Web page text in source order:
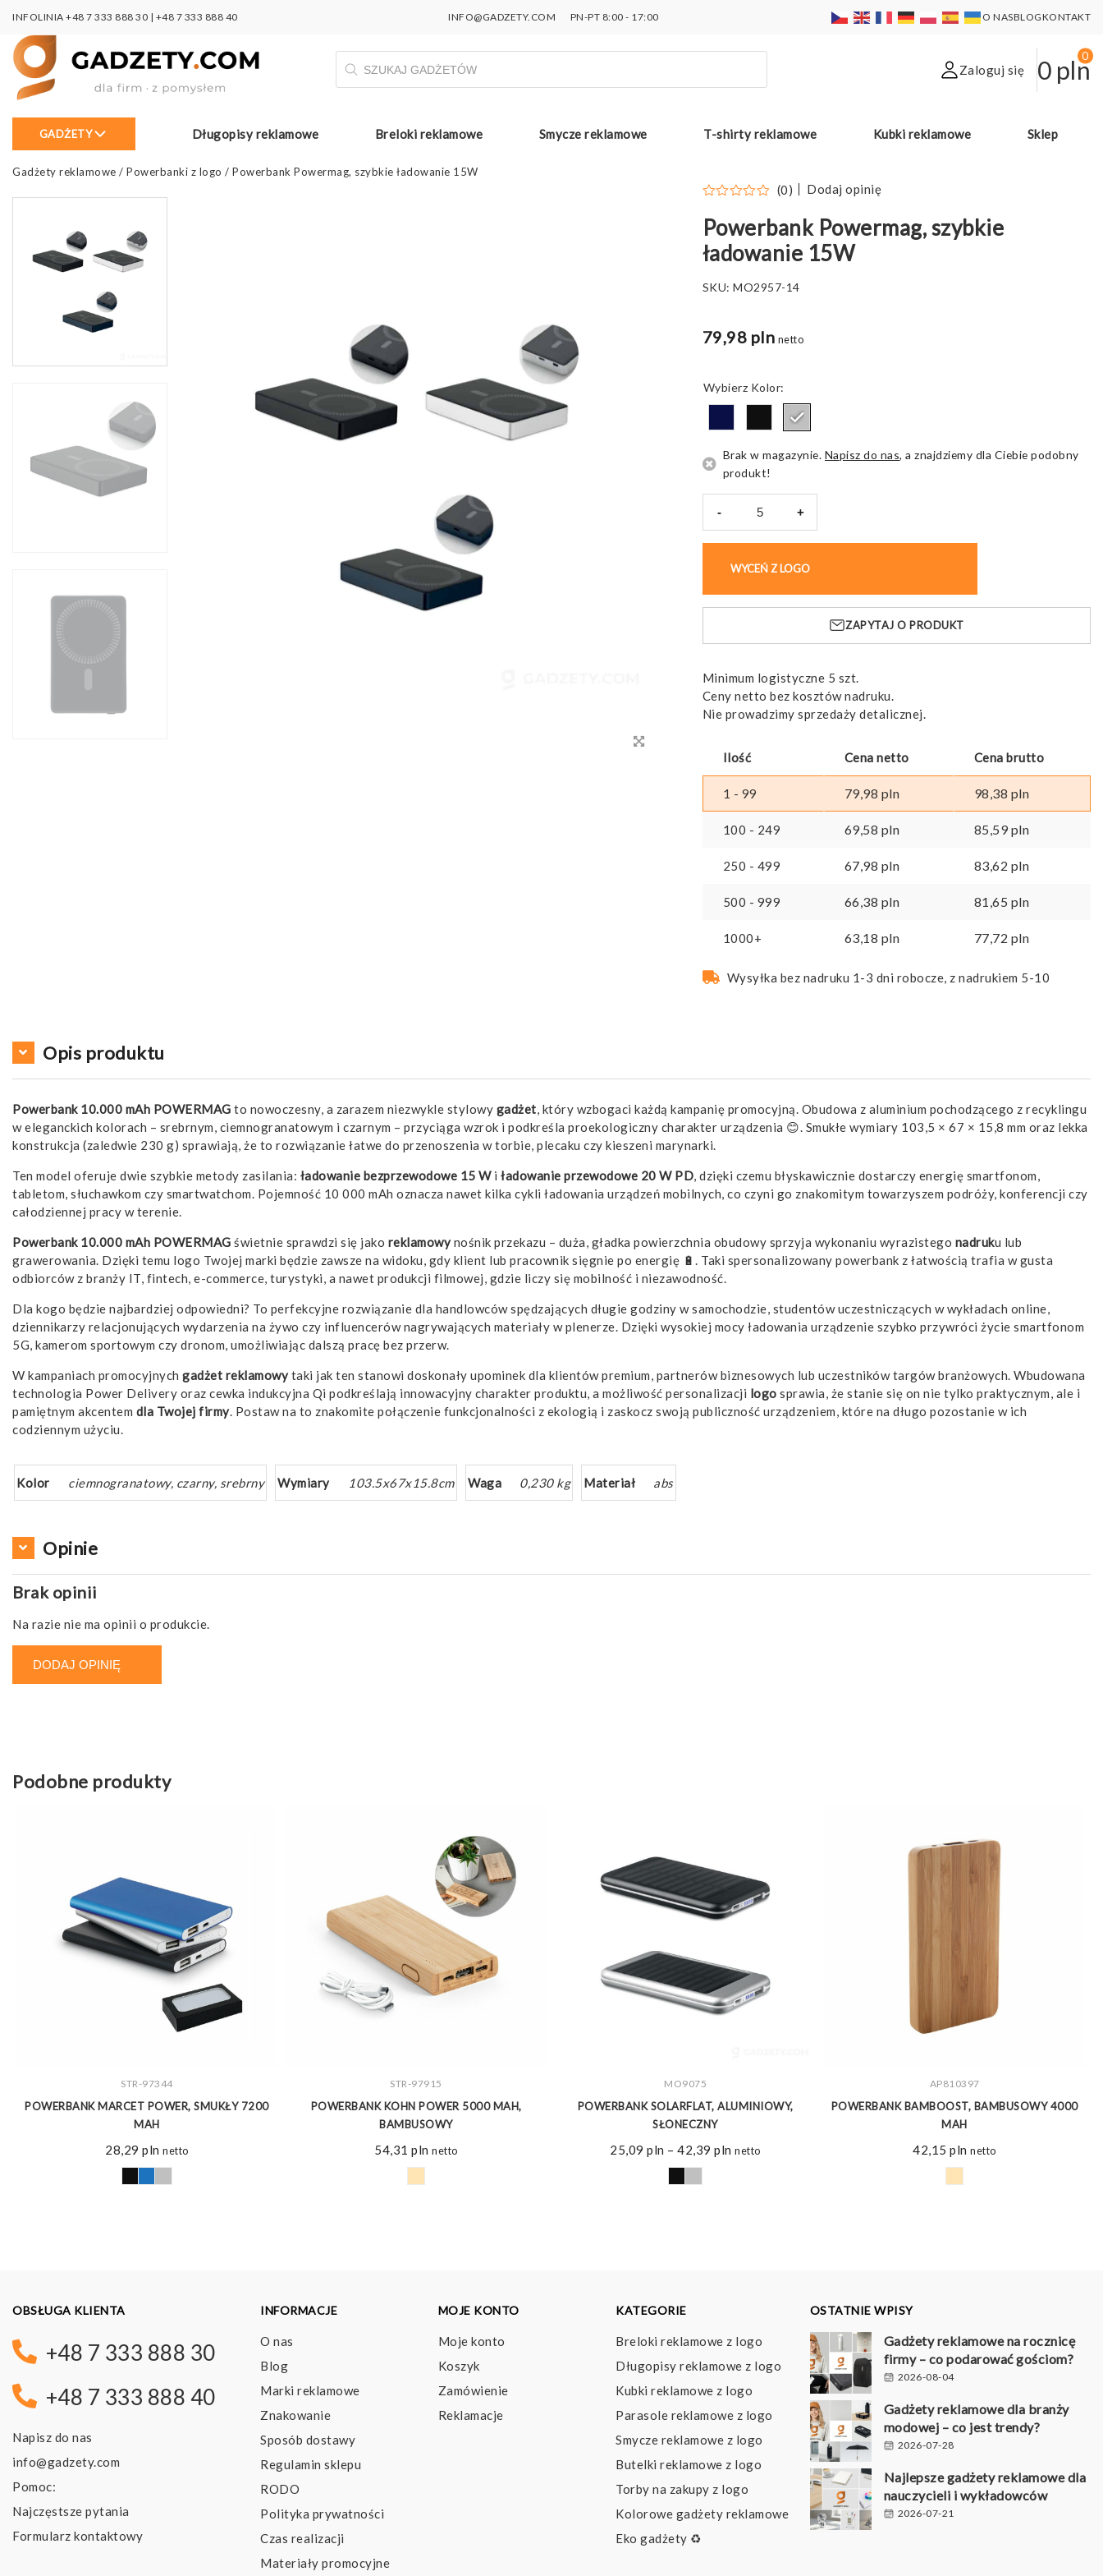
INFOLINIA +48 7 333 888 30 | +48 7 333 888 40 INFO@GADZETY.COM PN-PT 8:00 - 17:00 O NASBLOGKONTAKT
Wyszukiwarka
produktów
Zaloguj się 0 pln
0
GADŻETY Długopisy reklamowe Breloki reklamowe Smycze reklamowe T-shirty reklamowe Kubki reklamowe Sklep
Gadżety reklamowe / Powerbanki z logo / Powerbank Powermag, szybkie ładowanie 15W
(0) Dodaj opinię
Powerbank Powermag, szybkie
ładowanie 15W
SKU:MO2957-14
79,98 pln netto
Kolor
Brak w magazynie. Napisz do nas, a znajdziemy dla Ciebie podobny
produkt!
-
szybkie
ładowanie
15W
+
WYCEŃ Z LOGO
ZAPYTAJ O PRODUKT
Minimum logistyczne 5 szt.
Ceny netto bez kosztów nadruku.
Nie prowadzimy sprzedaży detalicznej.
Ilość Cena netto Cena brutto
1 - 99 79,98 pln 98,38 pln
100 - 249 69,58 pln 85,59pln
250 - 499 67,98 pln 83,62 pln
500 - 999 66,38 pln 81,65 pln
1000+ 63,18 pln 77,72 pln
Wysyłka bez nadruku 1-3 dni robocze, z nadrukiem 5-10
Opis produktu
Powerbank 10.000 mAh POWERMAG to nowoczesny, a zarazem niezwykle stylowy gadżet , który wzbogaci każdą kampanię promocyjną. Obudowa z aluminium pochodzącego z recyklingu
w eleganckich kolorach – srebrnym, ciemnogranatowym i czarnym – przyciąga wzrok i podkreśla proekologiczny charakter urządzenia 😊. Smukłe wymiary 103,5 × 67 × 15,8 mm oraz lekka
konstrukcja (zaledwie 230 g) sprawiają, że to rozwiązanie łatwe do przenoszenia w torbie, plecaku czy kieszeni marynarki.
Ten model oferuje dwie szybkie metody zasilania: ładowanie bezprzewodowe 15 Wi ładowanie przewodowe 20 W PD , dzięki czemu błyskawicznie dostarczy energię smartfonom,
tabletom, słuchawkom czy smartwatchom. Pojemność 10 000 mAh oznacza nawet kilka cykli ładowania urządzeń mobilnych, co czyni go znakomitym towarzyszem podróży, konferencji czy
całodziennej pracy w terenie.
Powerbank 10.000 mAh POWERMAG świetnie sprawdzi się jako reklamowynośnik przekazu – duża, gładka powierzchnia obudowy sprzyja wykonaniu wyrazistego nadruku lub
grawerowania. Dzięki temu logo Twojej marki będzie zawsze na widoku, gdy klient lub pracownik sięgnie po energię 🔋. Taki spersonalizowany powerbank z łatwością trafia w gusta
odbiorców z branży IT, fintech, e-commerce, turystyki, a nawet produkcji filmowej, gdzie liczy się mobilność i niezawodność.
Dla kogo będzie najbardziej odpowiedni? To perfekcyjne rozwiązanie dla handlowców spędzających długie godziny w samochodzie, studentów uczestniczących w wykładach online,
dziennikarzy relacjonujących wydarzenia na żywo czy influencerów nagrywających materiały w plenerze. Dzięki wysokiej mocy ładowania urządzenie szybko przywróci życie smartfonom
5G, kamerom sportowym czy dronom, umożliwiając dalszą pracę bez przerw.
W kampaniach promocyjnych gadżet reklamowytaki jak ten stanowi doskonały upominek dla klientów premium, partnerów biznesowych lub uczestników targów branżowych. Wbudowana
technologia Power Delivery oraz cewka indukcyjna Qi podkreślają innowacyjny charakter produktu, a możliwość personalizacji logo sprawia, że stanie się on nie tylko praktycznym, ale i
pamiętnym akcentem dla Twojej firmy. Postaw na to znakomite połączenie funkcjonalności z ekologią i zaskocz swoją publiczność urządzeniem, które na długo pozostanie w ich
codziennym użyciu.
Kolor ciemnogranatowy, czarny, srebrny Wymiary 103.5x67x15.8cm Waga 0,230 kg Materiał abs
Opinie
Brak opinii
Na razie nie ma opinii o produkcie.
DODAJ OPINIĘ
Podobne produkty
ZOBACZ WIĘCEJ
STR-97344
POWERBANK MARCET POWER, SMUKŁY 7200
MAH
28,29pln netto
ZOBACZ WIĘCEJ
STR-97915
POWERBANK KOHN POWER 5000 MAH,
BAMBUSOWY
54,31pln netto
ZOBACZ WIĘCEJ
MO9075
POWERBANK SOLARFLAT, ALUMINIOWY,
SŁONECZNY
25,09pln – 42,39pln Zakres
netto
ZOBACZ WIĘCEJ
AP810397
POWERBANK BAMBOOST, BAMBUSOWY 4000
MAH
42,15pln netto
OBSŁUGA KLIENTA
+48 7 333 888 30
+48 7 333 888 40
Napisz do nas
info@gadzety.com
Pomoc:
Najczęstsze pytania
Formularz kontaktowy
INFORMACJE
O nas
Blog
Marki reklamowe
Znakowanie
Sposób dostawy
Regulamin sklepu
RODO
Polityka prywatności
Czas realizacji
Materiały promocyjne
MOJE KONTO
Moje konto
Koszyk
Zamówienie
Reklamacje
KATEGORIE
Breloki reklamowe z logo
Długopisy reklamowe z logo
Kubki reklamowe z logo
Parasole reklamowe z logo
Smycze reklamowe z logo
Butelki reklamowe z logo
Torby na zakupy z logo
Kolorowe gadżety reklamowe
Eko gadżety ♻️
OSTATNIE WPISY
Gadżety reklamowe na rocznicę
firmy – co podarować gościom?
2026-08-04
Gadżety reklamowe dla branży
modowej – co jest trendy?
2026-07-28
Najlepsze gadżety reklamowe dla
nauczycieli i wykładowców
2026-07-21